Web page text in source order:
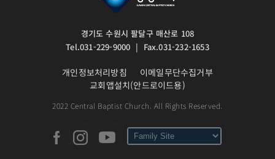
경기도 수원시 팔달구 매산로 108
Tel.031-229-9000 | Fax.031-232-1653
개인정보처리방침
이메일무단수집거부
교회앱설치(안드로이드용)
2022 Central Baptist Church. All Rights Reserved.